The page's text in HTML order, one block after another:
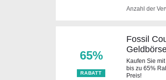
Anzahl der
65%
RABATT
Fossil
Kaufen Sie
bis zu 65%
Preis!